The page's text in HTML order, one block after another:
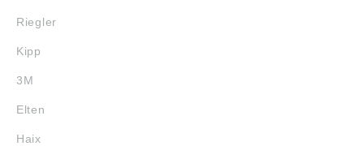
Riegler
Kipp
3M
Elten
Haix